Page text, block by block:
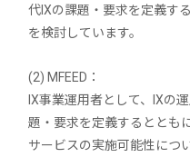
代IXの課題・要求を定義す
を検討しています。
(2) MFEED：
IX事業運用者として、IXの
題・要求を定義するととも
サービスの実施可能性につ